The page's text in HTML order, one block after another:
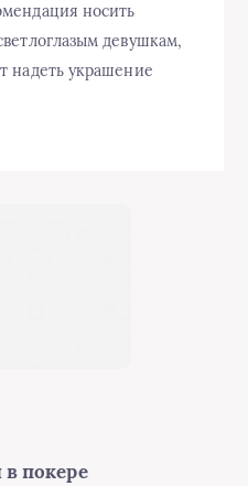
носить
девушкам,
надеть украшение
покере